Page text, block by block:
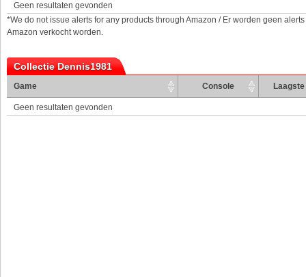
Geen resultaten gevonden
*We do not issue alerts for any products through Amazon / Er worden geen
Amazon verkocht worden.
Collectie Dennis1981
Game Console
Geen resultaten gevonden